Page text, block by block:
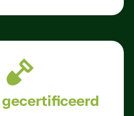
gecertificeerd